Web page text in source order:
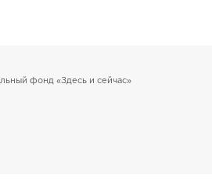
фонд «Здесь и сейчас»